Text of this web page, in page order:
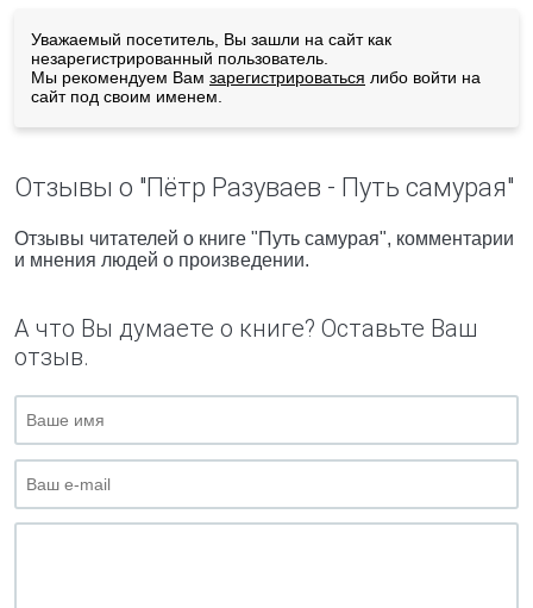
Уважаемый посетитель, Вы зашли на сайт как
незарегистрированный пользователь.
Мы рекомендуем Вам зарегистрироваться либо войти на
сайт под своим именем.
Отзывы о "Пётр Разуваев - Путь самурая"
Отзывы читателей о книге "Путь самурая", комментарии
и мнения людей о произведении.
А что Вы думаете о книге? Оставьте Ваш
отзыв.